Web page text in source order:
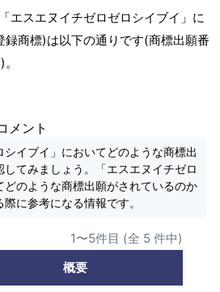
エスエヌイチゼロゼロシイブイ」に
録商標)は以下の通りです(商標出願番
メント
シイブイ」においてどのような商標出
てみましょう。「エスエヌイチゼロ
どのような商標出願がされているのか
に参考になる情報です。
1〜5件目 (全 5 件中)
概要